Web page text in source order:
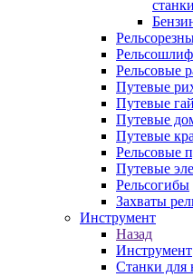
станки
Рельсовые
Путевые
Путевые
Путевые
Путевые
Рельсовые
Путевые
Рельсогибы
Захваты
Инструмент
Назад
Инструмент
Станки для